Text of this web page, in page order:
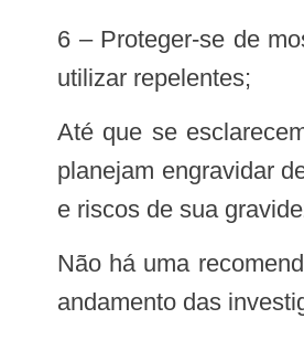
6 – Proteger-se de mosquitos, como manter portas e janelas fechadas ou teladas, usar calça e camisa de manga comprida e
utilizar repelentes;
Até que se esclarecem as causas do aumento da incidência dos casos de microcefalia na região Nordeste, as mulheres que
planejam engravidar
e riscos de sua
Não há uma recomendação do Ministério da Saúde para evitar a gravidez. As informações estão sendo divulgadas conforme o
andamento das